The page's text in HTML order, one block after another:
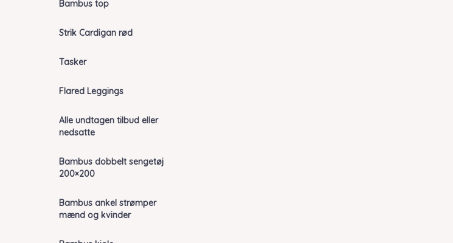
Bambus top
Strik Cardigan rød
Tasker
Flared Leggings
Alle undtagen tilbud eller
nedsatte
Bambus dobbelt sengetøj
200×200
Bambus ankel strømper
mænd og kvinder